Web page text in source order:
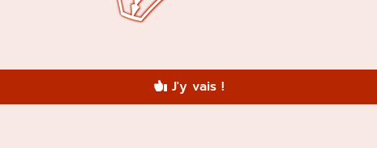
J'y vais !